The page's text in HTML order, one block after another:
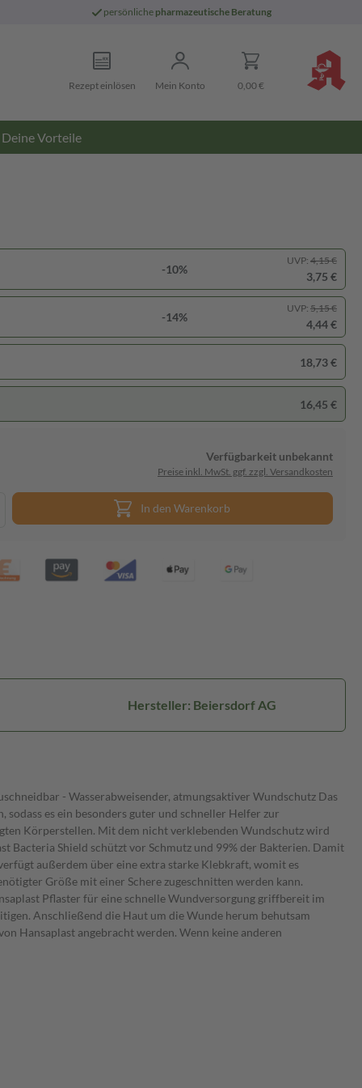
persönliche pharmazeutische Beratung
Rezept einlösen Mein Konto 0,00 €
Deine Vorteile
-10%
UVP: 4,15 €
3,75 €
-14%
UVP: 5,15 €
4,44 €
18,73 €
16,45 €
Verfügbarkeit unbekannt
Preise inkl. MwSt. ggf. zzgl. Versandkosten
In den Warenkorb
Hersteller: Beiersdorf AG
- Wasserabweisender, atmungsaktiver Wundschutz Das
es ein besonders guter und schneller Helfer zur
Körperstellen. Mit dem nicht verklebenden Wundschutz wird
Bacteria Shield schützt vor Schmutz und 99% der Bakterien. Damit
außerdem über eine extra starke Klebkraft, womit es
Größe mit einer Schere zugeschnitten werden kann.
Pflaster für eine schnelle Wundversorgung griffbereit im
Anschließend die Haut um die Wunde herum behutsam
Hansaplast angebracht werden. Wenn keine anderen